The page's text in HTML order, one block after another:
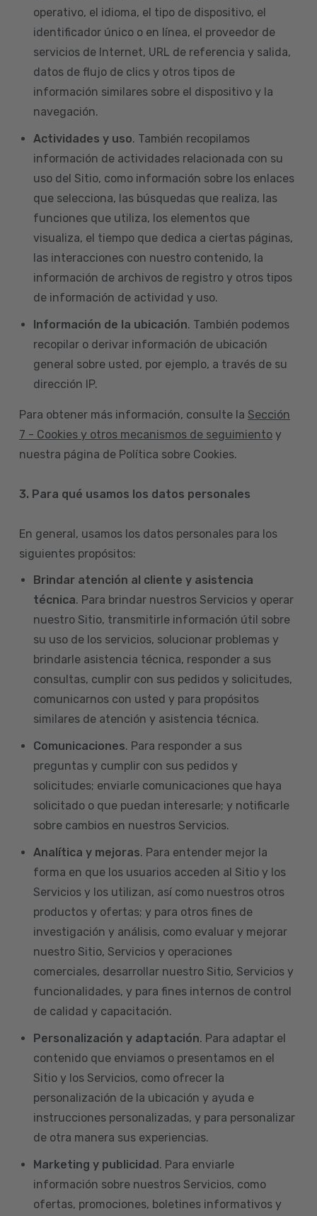
operativo, el idioma, el tipo de dispositivo, el
identificador único o en línea, el proveedor de
servicios de Internet, URL de referencia y salida,
datos de flujo de clics y otros tipos de
información similares sobre el dispositivo y la
navegación.
Actividades y uso. También recopilamos
información de actividades relacionada con su
uso del Sitio, como información sobre los enlaces
que selecciona, las búsquedas que realiza, las
funciones que utiliza, los elementos que
visualiza, el tiempo que dedica a ciertas páginas,
las interacciones con nuestro contenido, la
información de archivos de registro y otros tipos
de información de actividad y uso.
Información de la ubicación. También podemos
recopilar o derivar información de ubicación
general sobre usted, por ejemplo, a través de su
dirección IP.
Para obtener más información, consulte la Sección
7 - Cookies y otros mecanismos de seguimiento y
nuestra página de Política sobre Cookies.
3. Para qué usamos los datos personales
En general, usamos los datos personales para los
siguientes propósitos:
Brindar atención al cliente y asistencia
técnica. Para brindar nuestros Servicios y operar
nuestro Sitio, transmitirle información útil sobre
su uso de los servicios, solucionar problemas y
brindarle asistencia técnica, responder a sus
consultas, cumplir con sus pedidos y solicitudes,
comunicarnos con usted y para propósitos
similares de atención y asistencia técnica.
Comunicaciones. Para responder a sus
preguntas y cumplir con sus pedidos y
solicitudes; enviarle comunicaciones que haya
solicitado o que puedan interesarle; y notificarle
sobre cambios en nuestros Servicios.
Analítica y mejoras. Para entender mejor la
forma en que los usuarios acceden al Sitio y los
Servicios y los utilizan, así como nuestros otros
productos y ofertas; y para otros fines de
investigación y análisis, como evaluar y mejorar
nuestro Sitio, Servicios y operaciones
comerciales, desarrollar nuestro Sitio, Servicios y
funcionalidades, y para fines internos de control
de calidad y capacitación.
Personalización y adaptación. Para adaptar el
contenido que enviamos o presentamos en el
Sitio y los Servicios, como ofrecer la
personalización de la ubicación y ayuda e
instrucciones personalizadas, y para personalizar
de otra manera sus experiencias.
Marketing y publicidad. Para enviarle
información sobre nuestros Servicios, como
ofertas, promociones, boletines informativos y